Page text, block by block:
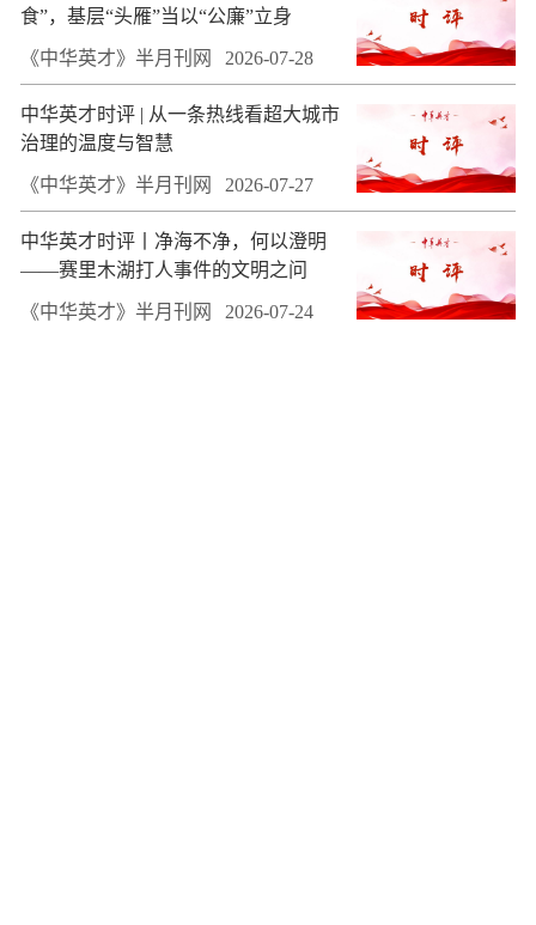
食”，基层“头雁”当以“公廉”立身
《中华英才》半月刊网 2026-07-28
中华英才时评 | 从一条热线看超大城市
治理的温度与智慧
《中华英才》半月刊网 2026-07-27
中华英才时评丨净海不净，何以澄明
——赛里木湖打人事件的文明之问
《中华英才》半月刊网 2026-07-24